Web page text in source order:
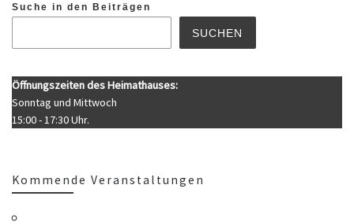
Suche in den Beiträgen
SUCHEN
Öffnungszeiten des Heimathauses:
Sonntag und Mittwoch
15:00 - 17:30 Uhr.
Kommende Veranstaltungen